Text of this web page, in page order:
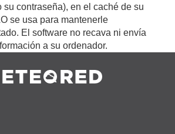
su contraseña), en el caché de su
se usa para mantenerle
El software no recava ni envía
a su ordenador.